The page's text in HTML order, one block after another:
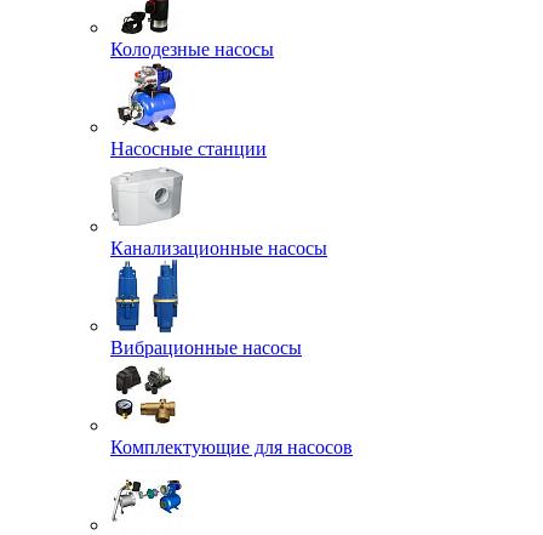
Колодезные насосы
Насосные станции
Канализационные насосы
Вибрационные насосы
Комплектующие для насосов